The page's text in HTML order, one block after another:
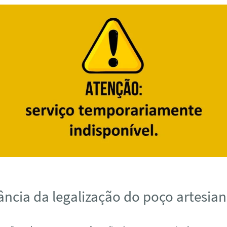
da legalização do poço